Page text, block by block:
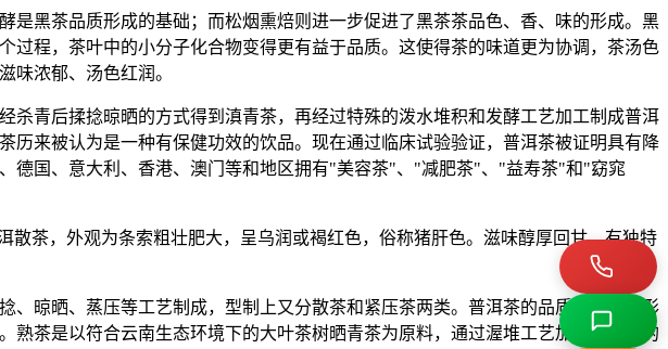
黑茶品质形成的基础；而松烟熏焙则进一步促进了黑茶茶品色、香、味的形成。黑
程，茶叶中的小分子化合物变得更有益于品质。这使得茶的味道更为协调，茶汤色
味浓郁、汤色红润。
青后揉捻晾晒的方式得到滇青茶，再经过特殊的泼水堆积和发酵工艺加工制成普洱
来被认为是一种有保健功效的饮品。现在通过临床试验验证，普洱茶被证明具有降
德国、意大利、香港、澳门等和地区拥有"美容茶"、"减肥茶"、"益寿茶"和"窈窕
茶，外观为条索粗壮肥大，呈乌润或褐红色，俗称猪肝色。滋味醇厚回甘，有独特
晾晒、蒸压等工艺制成，型制上又分散茶和紧压茶两类。普洱茶的品质特点是外形
茶是以符合云南生态环境下的大叶茶树晒青茶为原料，通过渥堆工艺加工后形成的